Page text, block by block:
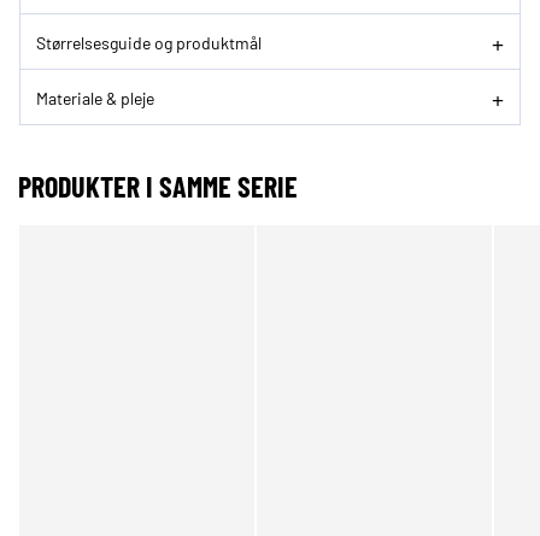
Størrelsesguide og produktmål
Materiale & pleje
PRODUKTER I SAMME SERIE